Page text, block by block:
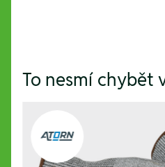
To nesmí chybět